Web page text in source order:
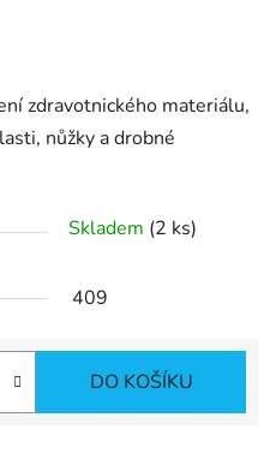
zdravotnického materiálu,
nůžky a drobné
Skladem (2 ks)
409
DO KOŠÍKU